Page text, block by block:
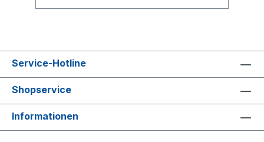
Service-Hotline
Shopservice
Informationen